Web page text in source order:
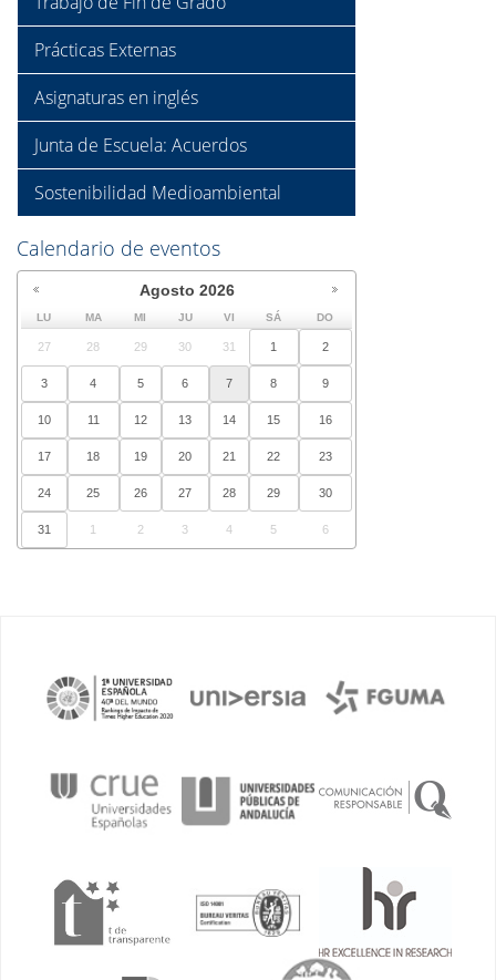
Prácticas Externas
Asignaturas en inglés
Junta de Escuela: Acuerdos
Sostenibilidad Medioambiental
Calendario de eventos
Agosto 2026
LU MA MI JU VI SÁ DO
27 28 29 30 31 1 2
3 4 5 6 7 8 9
10 11 12 13 14 15 16
17 18 19 20 21 22 23
24 25 26 27 28 29 30
31 1 2 3 4 5 6